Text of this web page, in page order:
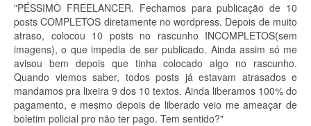
"PÉSSIMO FREELANCER. Fechamos para publicação de 10
posts COMPLETOS diretamente no wordpress. Depois de muito
atraso, colocou 10 posts no rascunho INCOMPLETOS(sem
imagens), o que impedia de ser publicado. Ainda assim só me
avisou bem depois que tinha colocado algo no rascunho.
Quando viemos saber, todos posts já estavam atrasados e
mandamos pra lixeira 9 dos 10 textos. Ainda liberamos 100% do
pagamento, e mesmo depois de liberado veio me ameaçar de
boletim policial pro não ter pago. Tem sentido?"